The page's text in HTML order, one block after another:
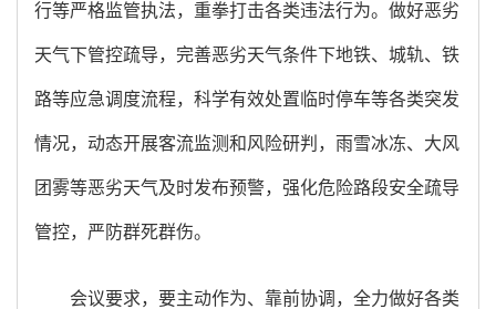
行等严格监管执法，重拳打击各类违法行为。做好恶劣
天气下管控疏导，完善恶劣天气条件下地铁、城轨、铁
路等应急调度流程，科学有效处置临时停车等各类突发
情况，动态开展客流监测和风险研判，雨雪冰冻、大风
团雾等恶劣天气及时发布预警，强化危险路段安全疏导
管控，严防群死群伤。
会议要求，要主动作为、靠前协调，全力做好各类